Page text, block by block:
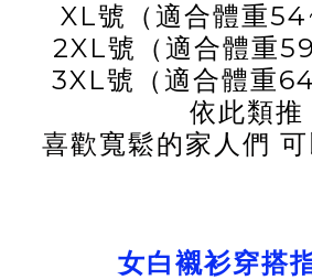
XL號（適合體重
2XL號（適合體重
3XL號（適合體重
依此類推
喜歡寬鬆的家人們
女白襯衫穿搭